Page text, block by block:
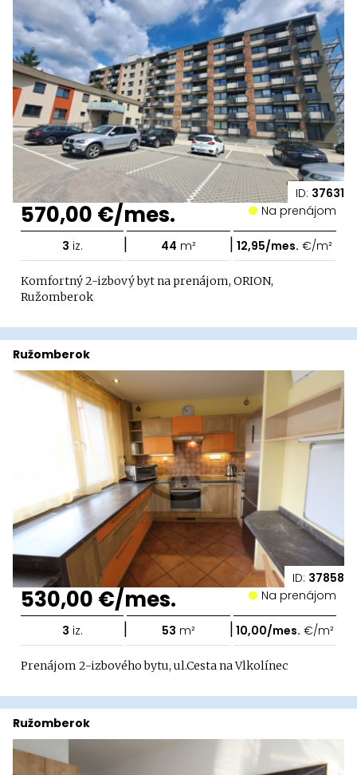
ID: 37631
570,00 €/mes. Na prenájom
3 iz. | 44 m² | 12,95/mes. €/m²
Komfortný 2-izbový byt na prenájom, ORION,
Ružomberok
ID: 37858
Ružomberok
530,00 €/mes. Na prenájom
3 iz. | 53 m² | 10,00/mes. €/m²
Prenájom 2-izbového bytu, ul.Cesta na Vlkolínec
Ružomberok